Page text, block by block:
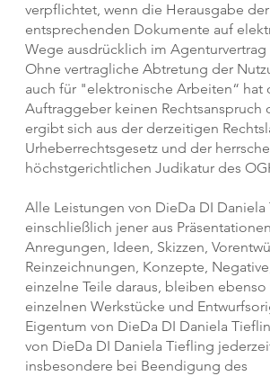
verpflichtet, wenn die Herausgabe der
entsprechenden Dokumente auf
Wege ausdrücklich im
Ohne vertragliche Abtretung der
auch für "elektronische Arbeiten“ hat
Auftraggeber keinen Rechtsanspruch
ergibt sich aus der derzeitigen
Urheberrechtsgesetz und der
höchstgerichtlichen Judikatur des
Alle Leistungen von DieDa DI Daniela
einschließlich jener aus
Anregungen, Ideen, Skizzen,
Reinzeichnungen, Konzepte,
einzelne Teile daraus, bleiben
einzelnen Werkstücke und
Eigentum von DieDa DI Daniela
von DieDa DI Daniela Tiefling
insbesondere bei Beendigung des